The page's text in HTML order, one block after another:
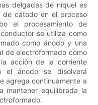
delgadas de níquel es
de cátodo en el proceso
el procesamiento de
se utiliza como
como ánodo y una
de electroformado como
acción de la corriente
el ánodo se disolverá
agrega continuamente a
mantener equilibrada la